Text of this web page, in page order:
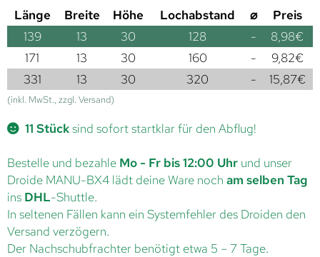
Länge Breite Höhe Lochabstand ⌀
Preis
139
13 30 128 - 8,98€
171
13 30 160 - 9,82€
331
13 30 320 - 15,87€
(inkl. MwSt., zzgl. Versand)
11 Stücksind sofort startklar für den Abflug!
Bestelle und bezahle Mo - Fr bis 12:00 Uhr und unser
Droide MANU-BX4 lädt deine Ware noch am selben Tag
ins DHL-Shuttle.
In seltenen Fällen kann ein Systemfehler des Droiden den
Versand verzögern.
Der Nachschubfrachter benötigt etwa 5 – 7 Tage.